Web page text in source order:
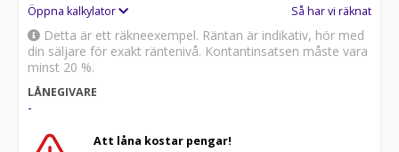
Öppna kalkylator Så har vi räknat
Detta är ett räkneexempel. Räntan är indikativ, hör med
din säljare för exakt räntenivå. Kontantinsatsen måste vara
minst 20 %.
LÅNEGIVARE
-
Att låna kostar pengar!